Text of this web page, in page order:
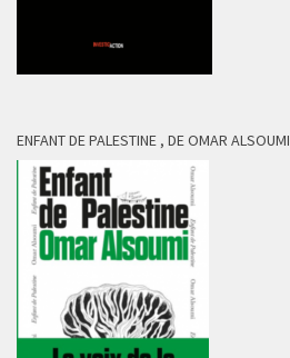
ENFANT DE PALESTINE , DE OMAR ALSOUMI